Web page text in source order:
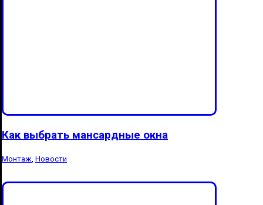
Как выбрать мансардные окна
Монтаж, Новости